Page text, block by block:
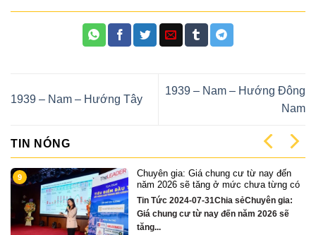
1939 – Nam – Hướng Tây
1939 – Nam – Hướng Đông
Nam
TIN NÓNG
1
Cặp Nhà phố sát sông Sonata 3 tầng
chỉ hơn 16 tỷ
Quỹ căn VipTin Tức 2024-12-13Chia
sẻCặp nhà phố 3 tầng sát sông Hàn Đà
Nẵng....
có